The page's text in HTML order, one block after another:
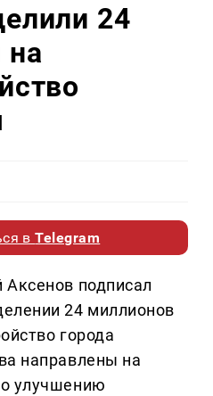
24
на
вTelegram
подписал
24 миллионов
города
направлены на
улучшению